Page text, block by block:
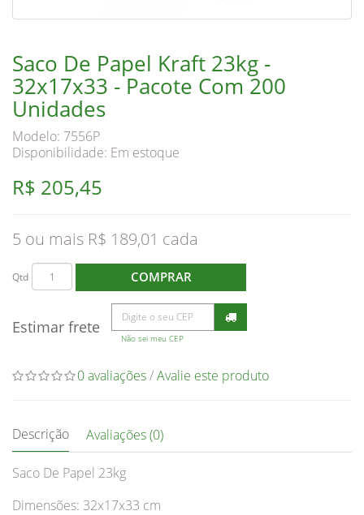
Saco De Papel Kraft 23kg -
32x17x33 - Pacote Com 200
Unidades
Modelo: 7556P
Disponibilidade: Em estoque
R$ 205,45
5 ou mais R$ 189,01
Qtd COMPRAR
Estimar frete
Não sei meu CEP
0 avaliações/Avalie este produto
Descrição Avaliações (0)
Saco De Papel 23kg
Dimensões: 32x17x33 cm